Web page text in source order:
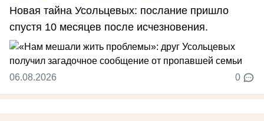
Новая тайна Усольцевых: послание пришло
спустя 10 месяцев после исчезновения.
06.08.2026 0